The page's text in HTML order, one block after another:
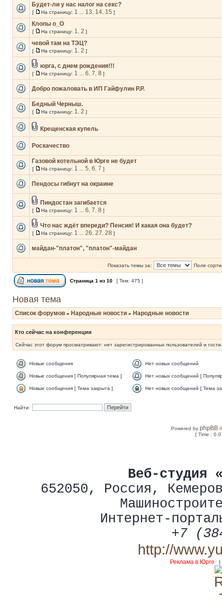
Будет-ли у нас налог на секс?
[ На страницу: 1 13 14 15 ]
Клопы о_О
[ На страницу: 1 2 ]
чевой там на ТЭЦ?
[ На страницу: 1 2 ]
юрга, с днем рождения!!!
[ На страницу: 1 6 7 8 ]
Добро пожаловать в ИП Гайфулин Р.Р.
Бедный Черныш.
[ На страницу: 1 2 ]
Крещенская купель
Роскачество
Газовой котельной в Юрге не будет
[ На страницу: 1 5 6 7 ]
Пендосы гибнут на окраине
Пиндостан загибается
[ На страницу: 1 6 7 8 ]
Что нас ждёт впереди? Пенсия! И какая она будет?
[ На страницу: 1 26 27 28 ]
майдан-"платон", "платон"-майдан
Показать темы за: Поле
Страница 1 из 10 [ Тем: 475 ]
Новая тема
Список форумов » Народные новости » Народные новости
Кто сейчас на конференции
Сейчас этот форум просматривают: нет зарегистрированных пользователей и
Новые сообщения Нет новых сообщений
Новые сообщения [ Популярная тема ] Нет новых сообщений [
Новые сообщения [ Тема закрыта ] Нет новых сообщений [ Тема
Найти:
Powered byphpBB
[ Time :
Веб-студия
652050, Россия ,
Интернет-
+7
http://
Реклама в Юрге